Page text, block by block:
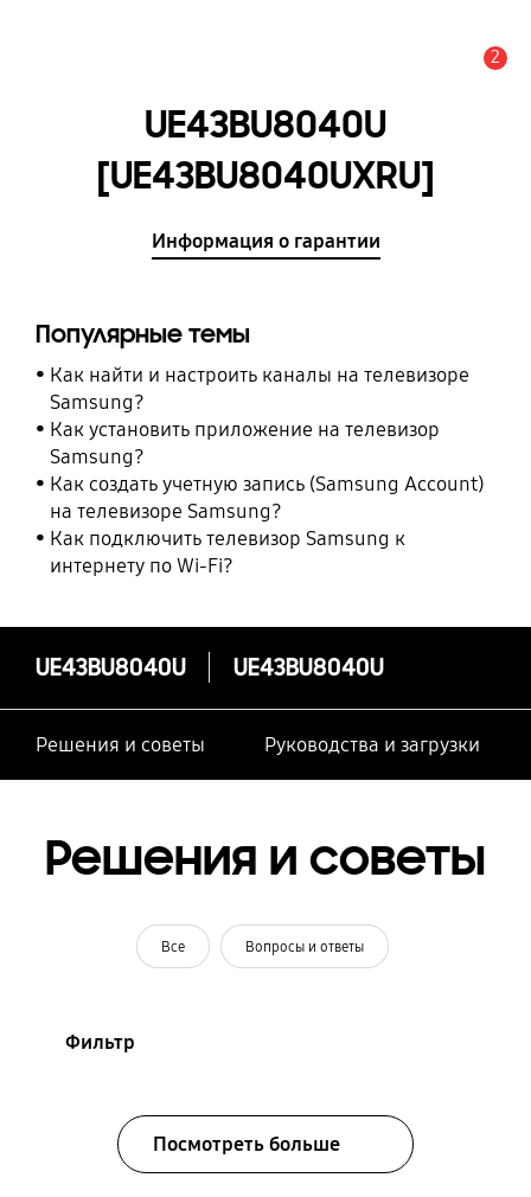
2
UE43BU8040U
[UE43BU8040UXRU]
Информация о гарантии
Популярные темы
Как найти и настроить каналы на телевизоре
Samsung?
Как установить приложение на телевизор
Samsung?
Как создать учетную запись (Samsung Account)
на телевизоре Samsung?
Как подключить телевизор Samsung к
интернету по Wi-Fi?
UE43BU8040U UE43BU8040U
Решения и советы Руководства и загрузки
Решения и советы
Все Вопросы и ответы
Фильтр
Посмотреть больше